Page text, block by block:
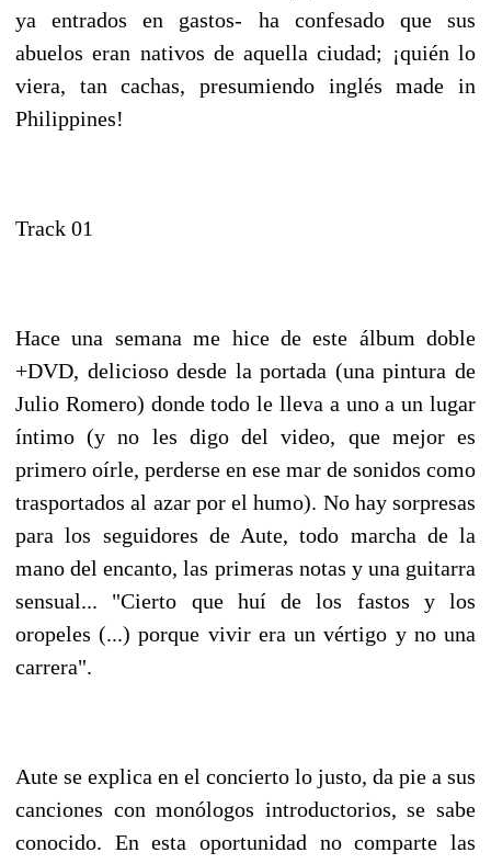
ya entrados en gastos- ha confesado que sus
abuelos eran nativos de aquella ciudad; ¡quién lo
viera, tan cachas, presumiendo inglés made in
Philippines!
Track 01
Hace una semana me hice de este álbum doble
+DVD, delicioso desde la portada (una pintura de
Julio Romero) donde todo le lleva a uno a un lugar
íntimo (y no les digo del video, que mejor es
primero oírle, perderse en ese mar de sonidos como
trasportados al azar por el humo). No hay sorpresas
para los seguidores de Aute, todo marcha de la
mano del encanto, las primeras notas y una guitarra
sensual... "Cierto que huí de los fastos y los
oropeles (...) porque vivir era un vértigo y no una
carrera".
Aute se explica en el concierto lo justo, da pie a sus
canciones con monólogos introductorios, se sabe
conocido. En esta oportunidad no comparte las